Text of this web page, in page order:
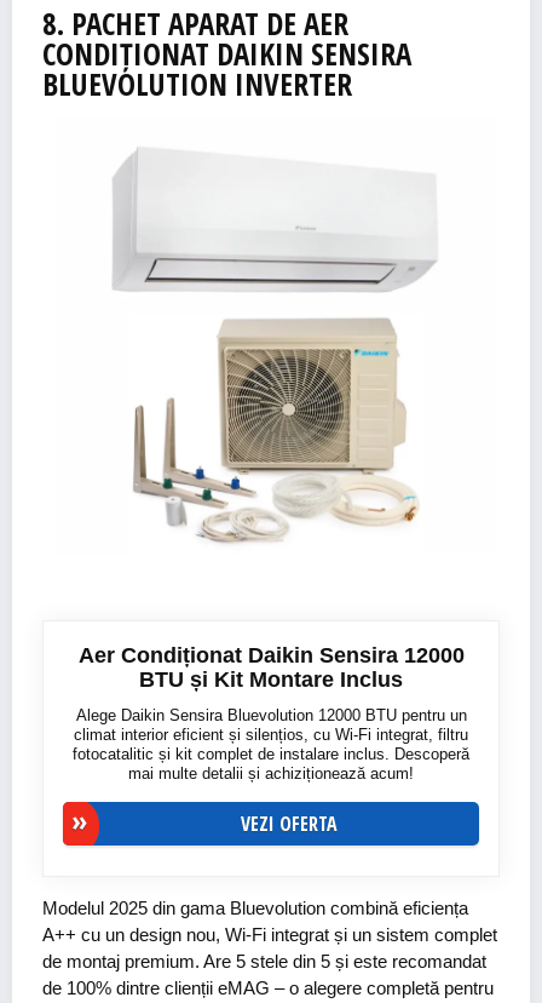
8. PACHET APARAT DE AER
CONDIȚIONAT DAIKIN SENSIRA
BLUEVOLUTION INVERTER
Aer Condiționat Daikin Sensira 12000
BTU și Kit Montare Inclus
Alege Daikin Sensira Bluevolution 12000 BTU pentru un
climat interior eficient și silențios, cu Wi-Fi integrat, filtru
fotocatalitic și kit complet de instalare inclus. Descoperă
mai multe detalii și achiziționează acum!
VEZI OFERTA
Modelul 2025 din gama Bluevolution combină eficiența
A++ cu un design nou, Wi-Fi integrat și un sistem complet
de montaj premium. Are 5 stele din 5 și este recomandat
de 100% dintre clienții eMAG – o alegere completă pentru